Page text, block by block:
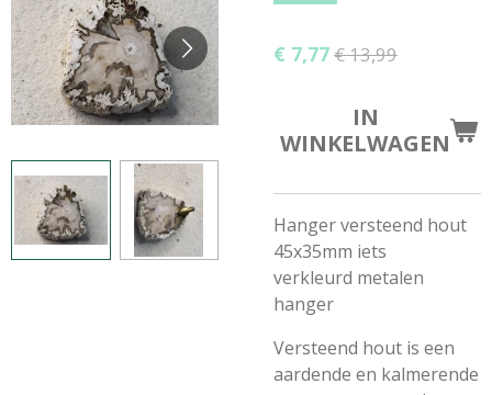
€ 7,77€ 13,99
IN
WINKELWAGEN
Hanger versteend hout
45x35mm iets
verkleurd metalen
hanger
Versteend hout is een
aardende en kalmerende